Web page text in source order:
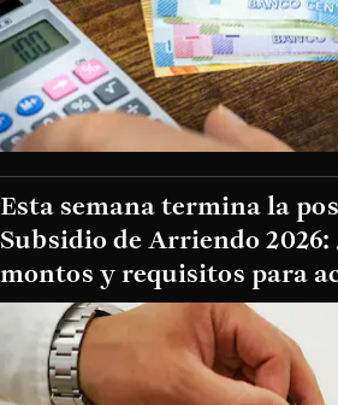
Esta semana termina la
Subsidio de Arriendo 2026:
montos y requisitos para